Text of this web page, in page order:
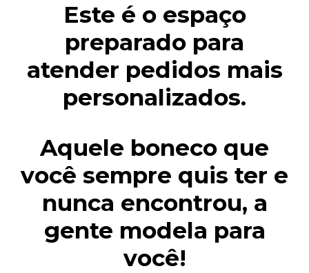
Este é o espaço
preparado para
atender pedidos mais
personalizados.
Aquele boneco que
você sempre quis ter e
nunca encontrou, a
gente modela para
você!